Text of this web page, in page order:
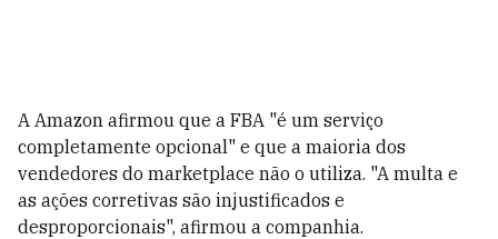
A Amazon afirmou que a FBA "é um serviço
completamente opcional" e que a maioria dos
vendedores do marketplace não o utiliza. "A multa e
as ações corretivas são injustificados e
desproporcionais", afirmou a companhia.